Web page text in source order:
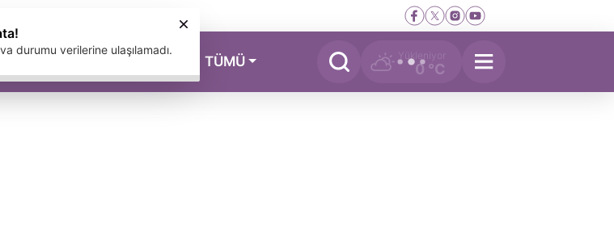
MAGAZİN TÜMÜ Yükleniyor
0 °C
durumu verilerine ulaşılamadı.